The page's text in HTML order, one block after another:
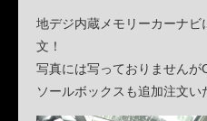
地デジ内蔵メモリーカーナ
文！
写真には写っておりません
ソールボックスも追加注文い